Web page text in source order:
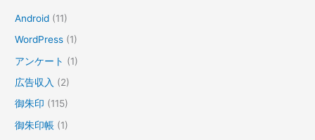
Android (11)
WordPress (1)
アンケート (1)
広告収入 (2)
御朱印 (115)
御朱印帳 (1)